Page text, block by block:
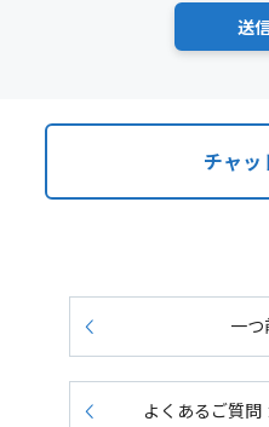
チャッ
一つ
よくあるご質問